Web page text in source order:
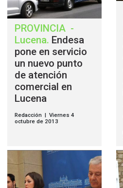
PROVINCIA -
Lucena. Endesa
pone en servicio
un nuevo punto
de atención
comercial en
Lucena
Redacción | Viernes 4
octubre de 2013